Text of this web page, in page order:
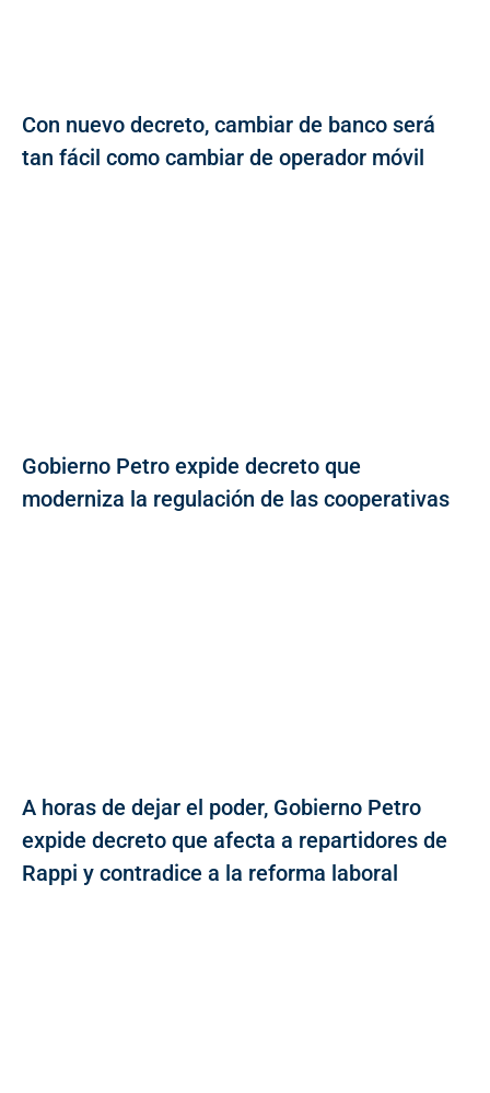
Con nuevo decreto, cambiar de banco será
tan fácil como cambiar de operador móvil
Gobierno Petro expide decreto que
moderniza la regulación de las cooperativas
A horas de dejar el poder, Gobierno Petro
expide decreto que afecta a repartidores de
Rappi y contradice a la reforma laboral